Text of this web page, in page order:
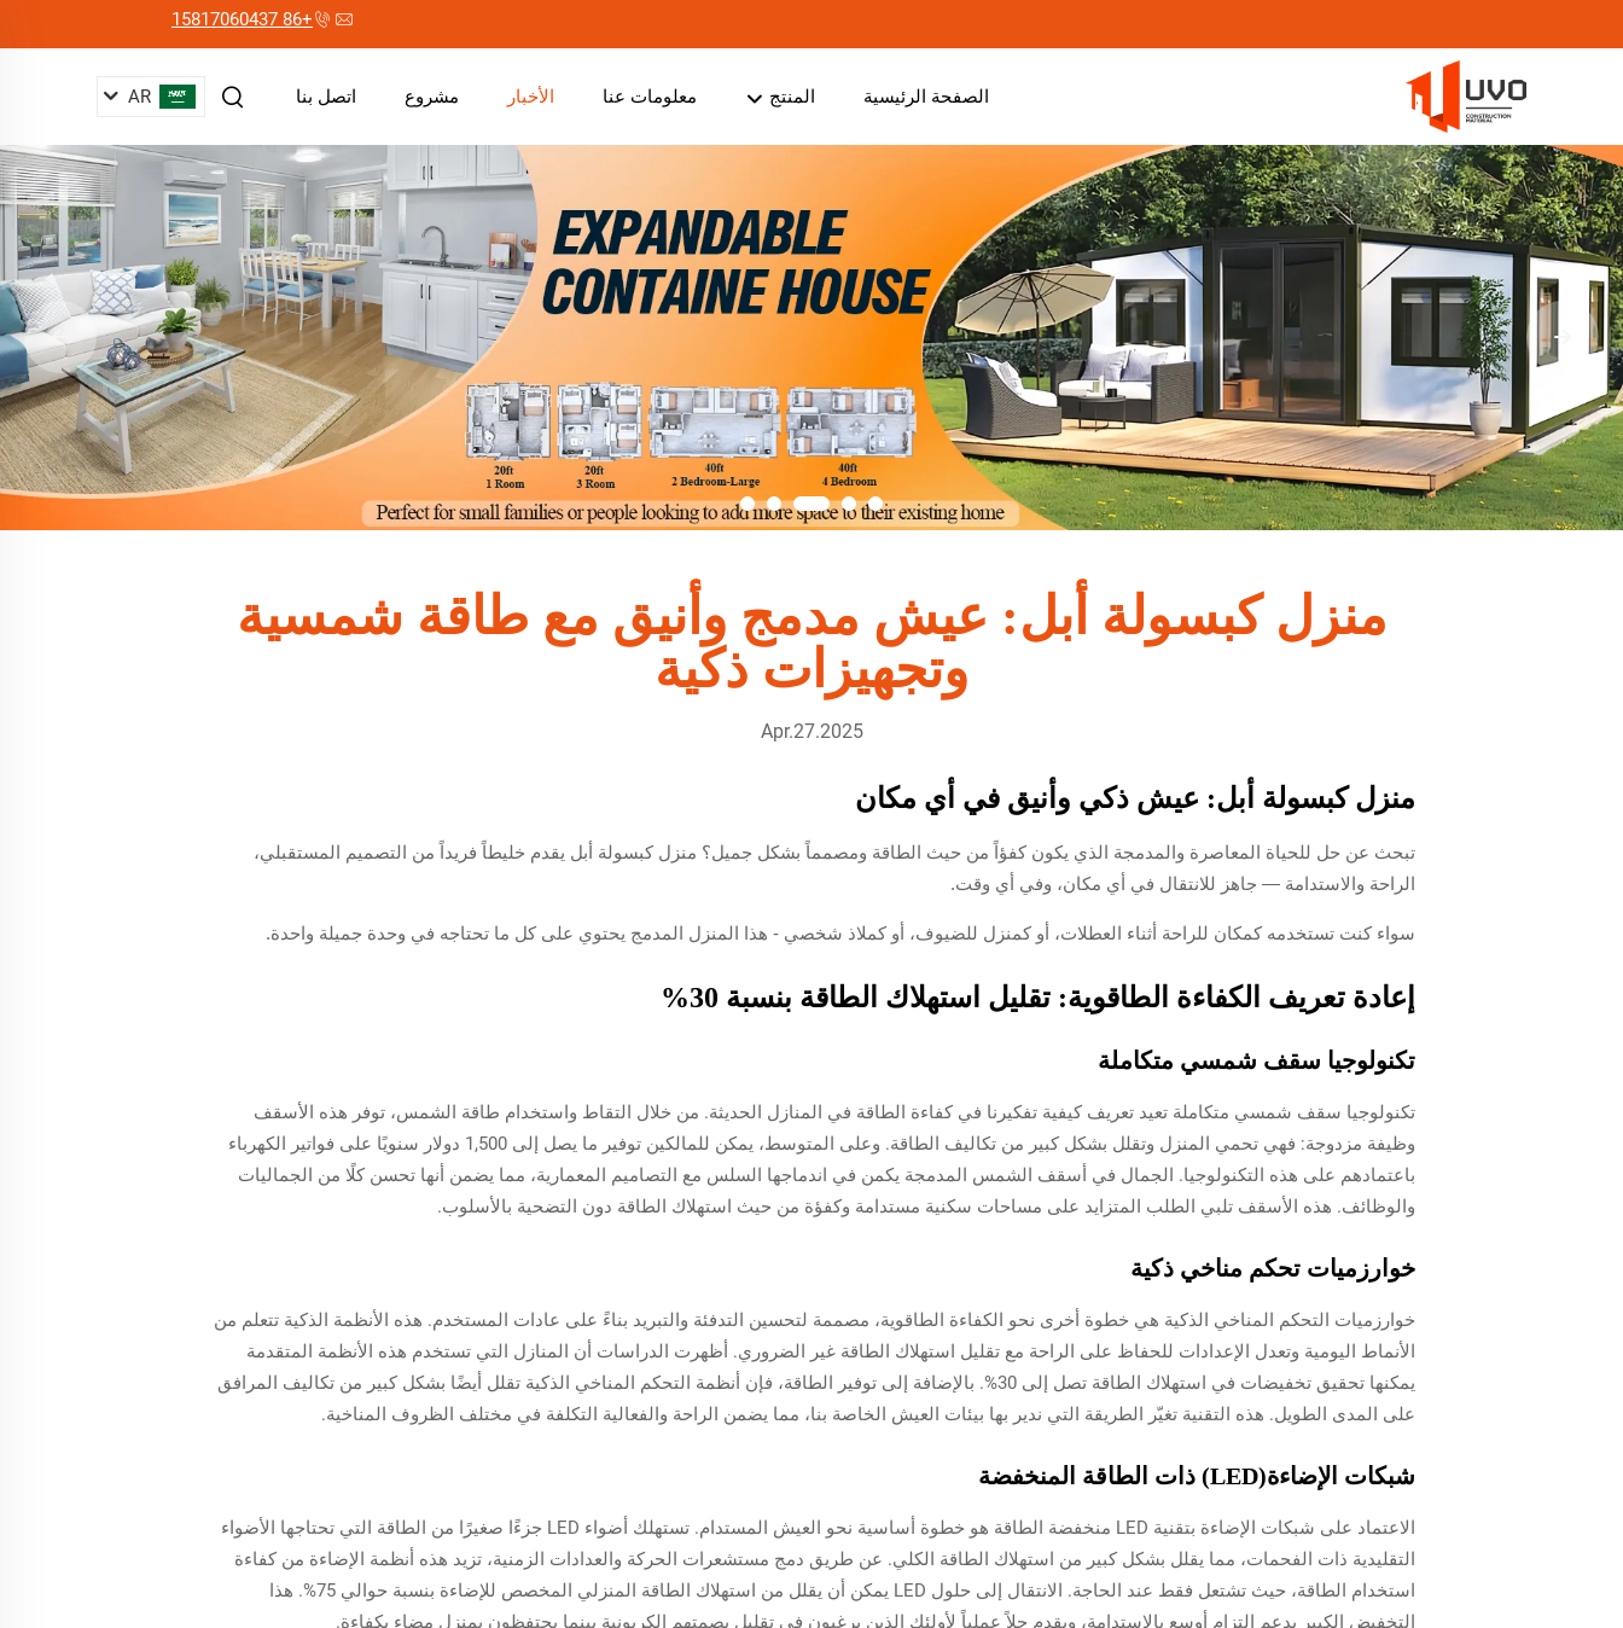
+86 15817060437
الصفحة الرئيسية المنتج معلومات عنا الأخبار مشروع اتصل بنا AR
منزل كبسولة أبل: عيش مدمج وأنيق مع طاقة شمسية
وتجهيزات ذكية
Apr.27.2025
منزل كبسولة أبل: عيش ذكي وأنيق في أي مكان
تبحث عن حل للحياة المعاصرة والمدمجة الذي يكون كفؤاً من حيث الطاقة ومصمماً بشكل جميل؟ منزل كبسولة أبل يقدم خليطاً فريداً من التصميم المستقبلي،
الراحة والاستدامة — جاهز للانتقال في أي مكان، وفي أي وقت.
سواء كنت تستخدمه كمكان للراحة أثناء العطلات، أو كمنزل للضيوف، أو كملاذ شخصي - هذا المنزل المدمج يحتوي على كل ما تحتاجه في وحدة جميلة واحدة.
إعادة تعريف الكفاءة الطاقوية: تقليل استهلاك الطاقة بنسبة 30%
تكنولوجيا سقف شمسي متكاملة
تكنولوجيا سقف شمسي متكاملة تعيد تعريف كيفية تفكيرنا في كفاءة الطاقة في المنازل الحديثة. من خلال التقاط واستخدام طاقة الشمس، توفر هذه الأسقف
وظيفة مزدوجة: فهي تحمي المنزل وتقلل بشكل كبير من تكاليف الطاقة. وعلى المتوسط، يمكن للمالكين توفير ما يصل إلى 1,500 دولار سنويًا على فواتير الكهرباء
باعتمادهم على هذه التكنولوجيا. الجمال في أسقف الشمس المدمجة يكمن في اندماجها السلس مع التصاميم المعمارية، مما يضمن أنها تحسن كلًا من الجماليات
والوظائف. هذه الأسقف تلبي الطلب المتزايد على مساحات سكنية مستدامة وكفؤة من حيث استهلاك الطاقة دون التضحية بالأسلوب.
خوارزميات تحكم مناخي ذكية
خوارزميات التحكم المناخي الذكية هي خطوة أخرى نحو الكفاءة الطاقوية، مصممة لتحسين التدفئة والتبريد بناءً على عادات المستخدم. هذه الأنظمة الذكية تتعلم من
الأنماط اليومية وتعدل الإعدادات للحفاظ على الراحة مع تقليل استهلاك الطاقة غير الضروري. أظهرت الدراسات أن المنازل التي تستخدم هذه الأنظمة المتقدمة
يمكنها تحقيق تخفيضات في استهلاك الطاقة تصل إلى 30%. بالإضافة إلى توفير الطاقة، فإن أنظمة التحكم المناخي الذكية تقلل أيضًا بشكل كبير من تكاليف المرافق
على المدى الطويل. هذه التقنية تغيّر الطريقة التي ندير بها بيئات العيش الخاصة بنا، مما يضمن الراحة والفعالية التكلفة في مختلف الظروف المناخية.
شبكات الإضاءة(LED) ذات الطاقة المنخفضة
الاعتماد على شبكات الإضاءة بتقنية LED منخفضة الطاقة هو خطوة أساسية نحو العيش المستدام. تستهلك أضواء LED جزءًا صغيرًا من الطاقة التي تحتاجها الأضواء
التقليدية ذات الفحمات، مما يقلل بشكل كبير من استهلاك الطاقة الكلي. عن طريق دمج مستشعرات الحركة والعدادات الزمنية، تزيد هذه أنظمة الإضاءة من كفاءة
استخدام الطاقة، حيث تشتعل فقط عند الحاجة. الانتقال إلى حلول LED يمكن أن يقلل من استهلاك الطاقة المنزلي المخصص للإضاءة بنسبة حوالي 75%. هذا
التخفيض الكبير يدعم التزام أوسع بالاستدامة، ويقدم حلاً عملياً لأولئك الذين يرغبون في تقليل بصمتهم الكربونية بينما يحتفظون بمنزل مضاء بكفاءة.